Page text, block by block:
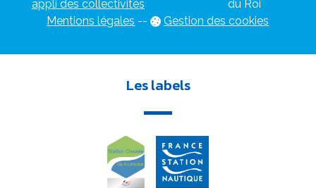
appli des collectivités
du Roi
Mentions légales -- Gestion des cookies
Les labels